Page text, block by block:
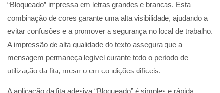
“Bloqueado” impressa em letras grandes e brancas. Esta
combinação de cores garante uma alta visibilidade, ajudando a
evitar confusões e a promover a segurança no local de trabalho.
A impressão de alta qualidade do texto assegura que a
mensagem permaneça legível durante todo o período de
utilização da fita, mesmo em condições difíceis.
A aplicação da fita adesiva “Bloqueado” é simples e rápida,